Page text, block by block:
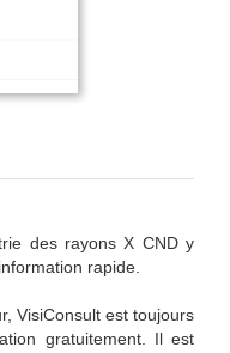
des rayons X CND y
rapide.
VisiConsult est toujours
gratuitement. Il est